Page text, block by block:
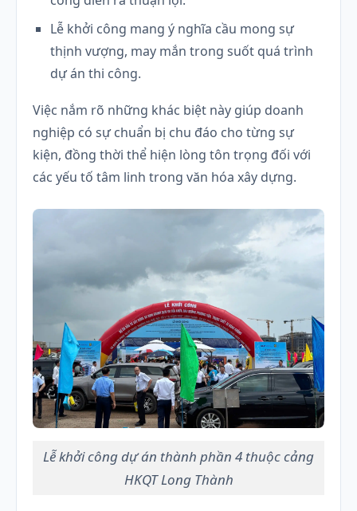
Lễ khởi công mang ý nghĩa cầu mong sự
thịnh vượng, may mắn trong suốt quá trình
dự án thi công.
Việc nắm rõ những khác biệt này giúp doanh
nghiệp có sự chuẩn bị chu đáo cho từng sự
kiện, đồng thời thể hiện lòng tôn trọng đối với
các yếu tố tâm linh trong văn hóa xây dựng.
Lễ khởi công dự án thành phần 4 thuộc cảng
HKQT Long Thành